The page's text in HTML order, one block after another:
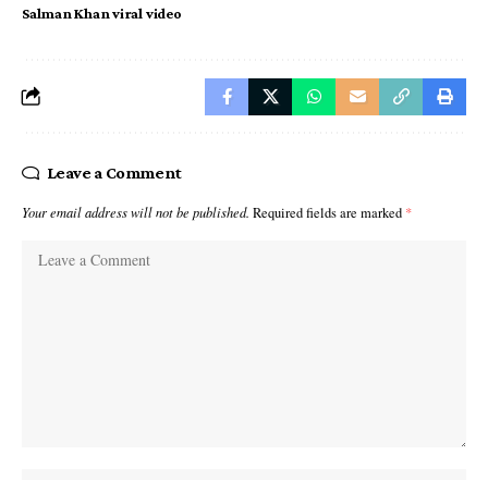
Salman Khan viral video
Leave a Comment
Your email address will not be published. Required fields are marked *